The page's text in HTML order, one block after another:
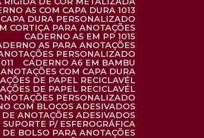
A5 COM CAPA DURA 1013
CAPA DURA PERSONALIZADO
CORTIÇA PARA ANOTAÇÕES
CADERNO A5 EM PP 1015
A5 PARA ANOTAÇÕES
PERSONALIZADO
CADERNO A6 EM BAMBU
COM CAPA DURA
DE PAPEL RECICLAVÉL
DE PAPEL RECICLAVÉL
PERSONALIZADO
COM BLOCOS ADESIVADOS
DE ANOTAÇÕES ADESIVADOS
SUPORTE P/ ESFEROGRÁFICA
DE BOLSO PARA ANOTAÇÕES